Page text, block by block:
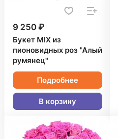
9 250 ₽
Букет MIX из
пионовидных роз "Алый
румянец"
Подробнее
В корзину